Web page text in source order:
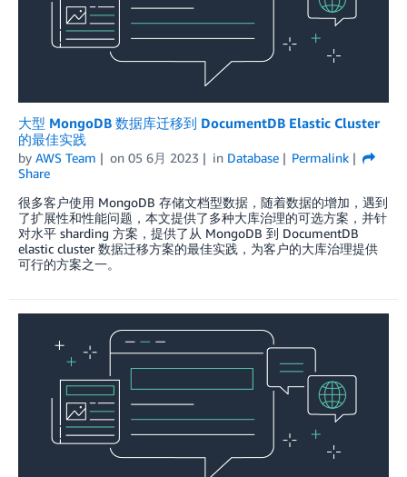
大型 MongoDB 数据库迁移到 DocumentDB Elastic Cluster
的最佳实践
by AWS Team on 05 6月 2023 in Database
Permalink
Share
很多客户使用 MongoDB 存储文档型数据，随着数据的增加，遇到
了扩展性和性能问题，本文提供了多种大库治理的可选方案，并针
对水平 sharding 方案，提供了从 MongoDB 到 DocumentDB
elastic cluster 数据迁移方案的最佳实践，为客户的大库治理提供
可行的方案之一。